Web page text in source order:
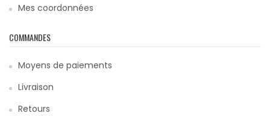
Mes coordonnées
COMMANDES
Moyens de paiements
Livraison
Retours